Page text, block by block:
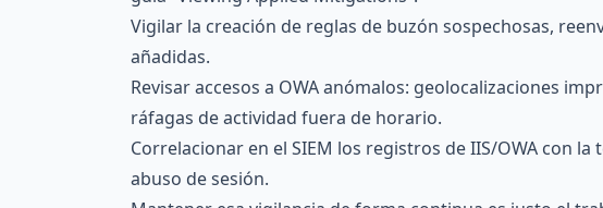
Vigilar la creación de reglas de buzón sospechosas,
añadidas.
Revisar accesos a OWA anómalos: geolocalizaciones
ráfagas de actividad fuera de horario.
Correlacionar en el SIEM los registros de IIS/OWA con
abuso de sesión.